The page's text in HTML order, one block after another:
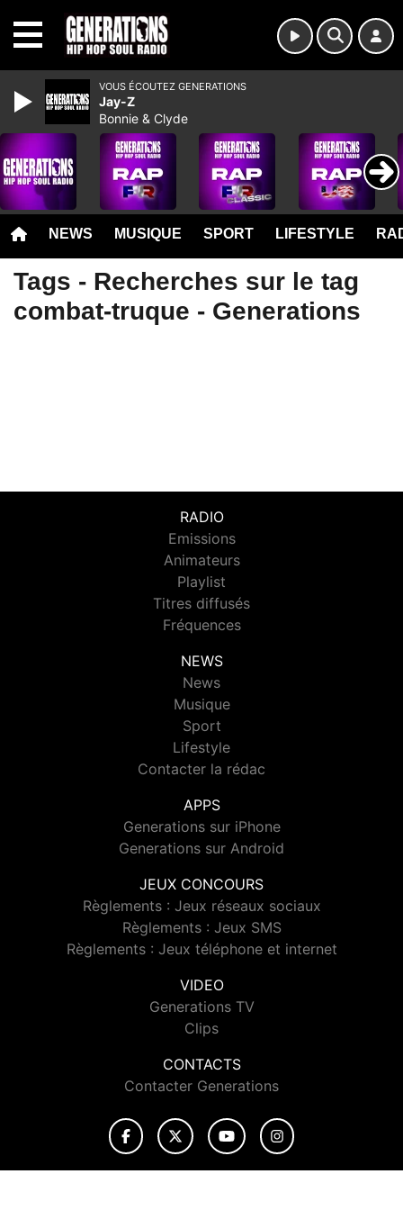
NEWS MUSIQUE SPORT LIFESTYLE
Tags - Recherches sur le tag
combat-truque - Generations
RADIO
Emissions
Animateurs
Playlist
Titres diffusés
Fréquences
NEWS
News
Musique
Sport
Lifestyle
Contacter la rédac
APPS
Generations sur iPhone
Generations sur Android
JEUX CONCOURS
Règlements : Jeux réseaux sociaux
Règlements : Jeux SMS
Règlements : Jeux téléphone et internet
VIDEO
Generations TV
Clips
CONTACTS
Contacter Generations
VOUS ÉCOUTEZ GENERATIONS
Jay-Z
Bonnie & Clyde